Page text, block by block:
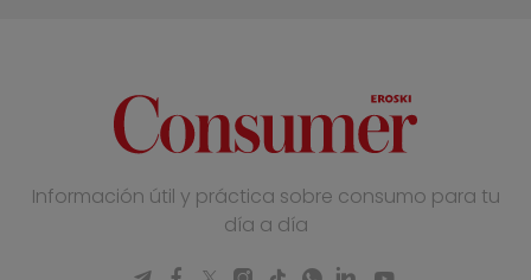
Información útil y práctica sobre consumo para tu
día a día